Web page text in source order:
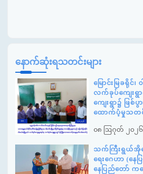
နောက်ဆုံးရသတင်းများ
မြောင်းမြခရိုင်
လက်ခုပ်ကျေးရွ
ကျေးရွာ၌ ဖြစ်
ထောက်ပံ့မှုသတ
၀၈ ဩဂုတ် ၂၀၂၆
သက်ကြီးရွယ်အိုန
ရေးဂေဟာ (နေ
နေပြည်တော် က